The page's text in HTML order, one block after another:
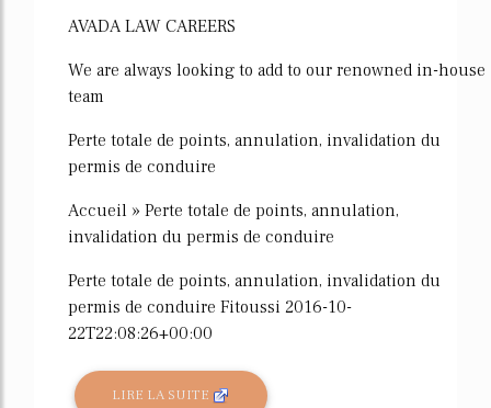
AVADA LAW CAREERS
We are always looking to add to our renowned in-house
team
Perte totale de points, annulation, invalidation du
permis de conduire
Accueil » Perte totale de points, annulation,
invalidation du permis de conduire
Perte totale de points, annulation, invalidation du
permis de conduire Fitoussi 2016-10-
22T22:08:26+00:00
LIRE LA SUITE